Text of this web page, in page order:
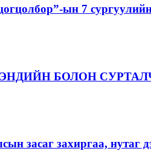
ын 7
БОЛОН
засаг захиргаа, нутаг